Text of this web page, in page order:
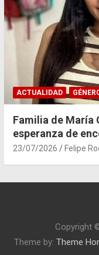
ACTUALIDAD
Familia de María
esperanza de
23/07/2026 Felipe
Copyright
Theme by: Theme